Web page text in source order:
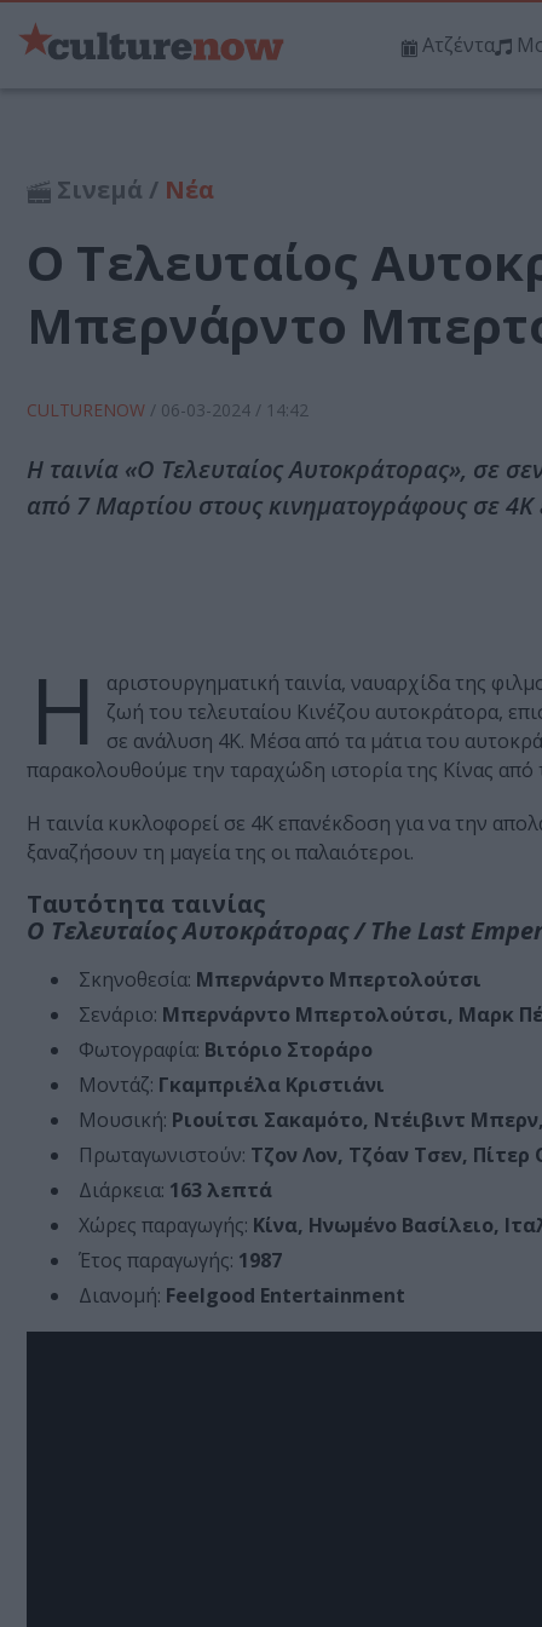
Ατζέντα
Σινεμά / Νέα
Ο Τελευταίος
Μπερνάρντο
CULTURENOW / 06-03-2024 / 14:42
Η ταινία «Ο Τελευταίος Αυτοκράτορας», σε
από 7 Μαρτίου στους κινηματογράφους σε
Η
αριστουργηματική ταινία, ναυαρχίδα της
ζωή του τελευταίου Κινέζου αυτοκράτορα,
σε ανάλυση 4Κ. Μέσα από τα μάτια του
παρακολουθούμε την ταραχώδη ιστορία της Κίνας από
Η ταινία κυκλοφορεί σε 4Κ επανέκδοση για να την
ξαναζήσουν τη μαγεία της οι παλαιότεροι.
Ταυτότητα ταινίας
Ο Τελευταίος Αυτοκράτορας / The Last
Σκηνοθεσία: Μπερνάρντο Μπερτολούτσι
Σενάριο: Μπερνάρντο Μπερτολούτσι, Μαρκ
Φωτογραφία: Βιτόριο Στοράρο
Μοντάζ: Γκαμπριέλα Κριστιάνι
Μουσική: Ριουίτσι Σακαμότο, Ντέιβιντ
Πρωταγωνιστούν: Τζον Λον, Τζόαν Τσεν, Πίτερ
Διάρκεια: 163 λεπτά
Χώρες παραγωγής: Κίνα, Ηνωμένο Βασίλειο,
Έτος παραγωγής: 1987
Διανομή: Feelgood Entertainment